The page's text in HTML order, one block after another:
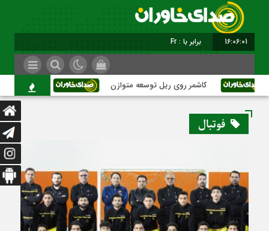
16:06:02 برابر با : Friday - 7 August - 2026
کاشمر روی ریل توسعه متوازن کاشمر؛ عبور از
فوتبال